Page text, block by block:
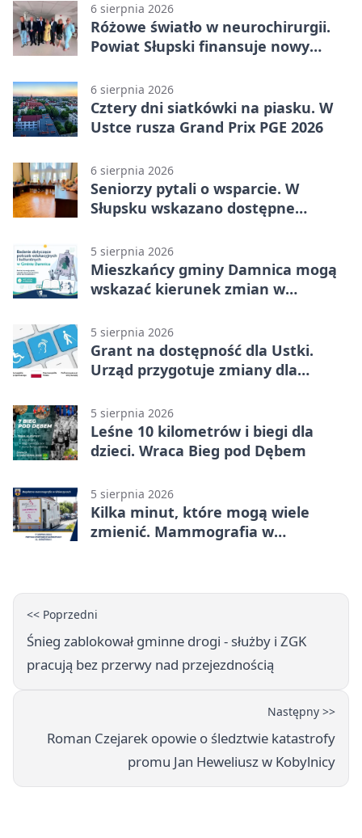
6 sierpnia 2026
Różowe światło w neurochirurgii.
Powiat Słupski finansuje nowy
6 sierpnia 2026
Cztery dni siatkówki na piasku. W
Ustce rusza Grand Prix PGE 2026
6 sierpnia 2026
Seniorzy pytali o wsparcie. W
Słupsku wskazano dostępne
5 sierpnia 2026
Mieszkańcy gminy Damnica mogą
wskazać kierunek zmian w
5 sierpnia 2026
Grant na dostępność dla Ustki.
Urząd przygotuje zmiany dla
5 sierpnia 2026
Leśne 10 kilometrów i biegi dla
dzieci. Wraca Bieg pod Dębem
5 sierpnia 2026
Kilka minut, które mogą wiele
zmienić. Mammografia w
<< Poprzedni
Śnieg zablokował gminne drogi - służby i ZGK
pracują bez przerwy nad przejezdnością
Następny >>
Roman Czejarek opowie o śledztwie katastrofy
promu Jan Heweliusz w Kobylnicy